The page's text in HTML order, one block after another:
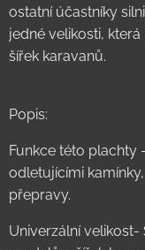
ostatní účastníky
jedné velikosti,
šířek karavanů.
Popis:
Funkce této plachty
odletujícími
přepravy.
Univerzální